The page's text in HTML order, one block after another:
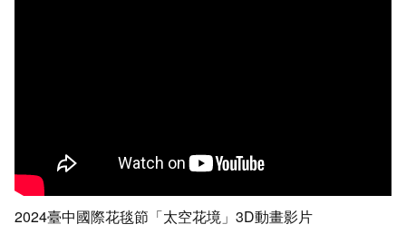
2024臺中國際花毯節「太空花境」3D動畫影片